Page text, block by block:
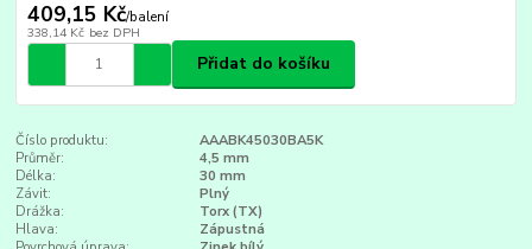
409,15 Kč/balení
338,14 Kč bez DPH
Přidat do košíku
Číslo produktu:
AAABK45030BA5K
Průměr:
4,5 mm
Délka:
30 mm
Závit:
Plný
Drážka:
Torx (TX)
Hlava:
Zápustná